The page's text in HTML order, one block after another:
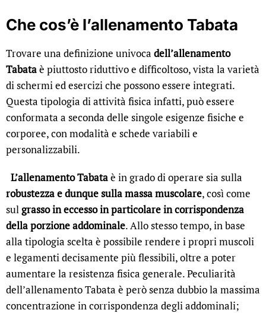
Che cos’è l’allenamento Tabata
Trovare una definizione univoca dell’allenamento
Tabataè piuttosto riduttivo e difficoltoso, vista la varietà
di schermi ed esercizi che possono essere integrati.
Questa tipologia di attività fisica infatti, può essere
conformata a seconda delle singole esigenze fisiche e
corporee, con modalità e schede variabili e
personalizzabili.
L’allenamento Tabataè in grado di operare sia sulla
robustezza e dunque sulla massa muscolare, così come
sulgrasso in eccesso in particolare in corrispondenza
della porzione addominale. Allo stesso tempo, in base
alla tipologia scelta è possibile rendere i propri muscoli
e legamenti decisamente più flessibili, oltre a poter
aumentare la resistenza fisica generale. Peculiarità
dell’allenamento Tabata è però senza dubbio la massima
concentrazione in corrispondenza degli addominali;